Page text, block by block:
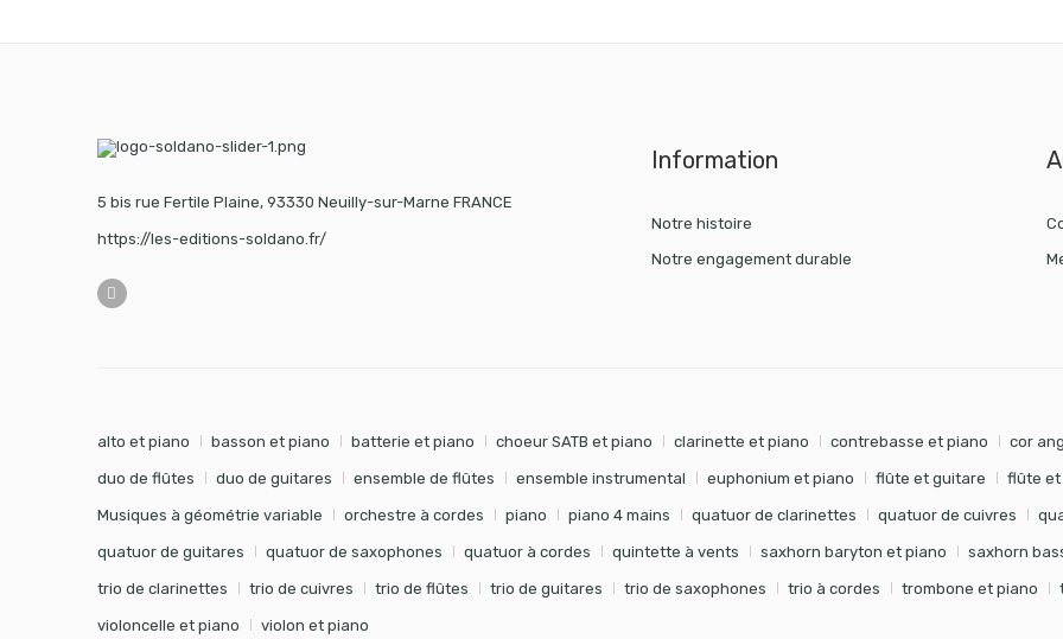
5 bis rue Fertile Plaine, 93330 Neuilly-sur-Marne FRANCE
https://les-editions-soldano.fr/
Information
Notre histoire
Notre engagement durable
alto et piano basson et piano batterie et piano choeur SATB et piano clarinette et piano contrebasse et piano cor
duo de flûtes duo de guitares ensemble de flûtes ensemble instrumental euphonium et piano flûte et guitare flûte et
Musiques à géométrie variable orchestre à cordes piano piano 4 mains quatuor de clarinettes quatuor de cuivres
quatuor de guitares quatuor de saxophones quatuor à cordes quintette à vents saxhorn baryton et piano saxhorn
trio de clarinettes trio de cuivres trio de flûtes trio de guitares trio de saxophones trio à cordes trombone et piano
violoncelle et piano violon et piano